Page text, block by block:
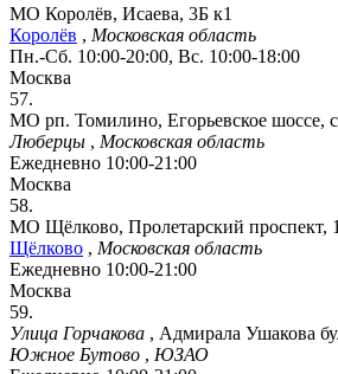
МО Королёв, Исаева, 3Б к1
Королёв , Московская область
Пн.-Сб. 10:00-20:00, Вс. 10:00-18:00
Москва
57.
МО рп. Томилино, Егорьевское шоссе,
Люберцы , Московская область
Ежедневно 10:00-21:00
Москва
58.
МО Щёлково, Пролетарский проспект,
Щёлково , Московская область
Ежедневно 10:00-21:00
Москва
59.
Улица Горчакова , Адмирала Ушакова
Южное Бутово , ЮЗАО